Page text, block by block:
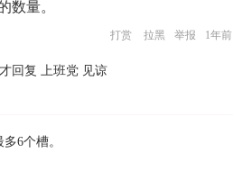
数量。
打赏 拉黑 举报 1年前
回复 上班党 见谅
6个槽。